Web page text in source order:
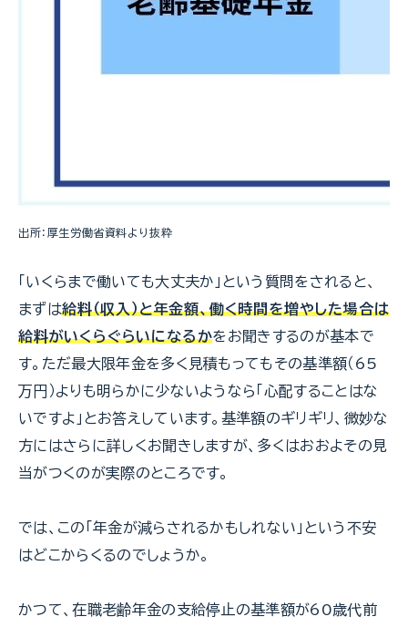
出所：厚生労働省資料より抜粋
「いくらまで働いても大丈夫か」という質問をされると、
まずは給料（収入）と年金額、働く時間を増やした場合は
給料がいくらぐらいになるかをお聞きするのが基本で
す。ただ最大限年金を多く見積もってもその基準額（65
万円）よりも明らかに少ないようなら「心配することはな
いですよ」とお答えしています。基準額のギリギリ、微妙な
方にはさらに詳しくお聞きしますが、多くはおおよその見
当がつくのが実際のところです。
では、この「年金が減らされるかもしれない」という不安
はどこからくるのでしょうか。
かつて、在職老齢年金の支給停止の基準額が60歳代前